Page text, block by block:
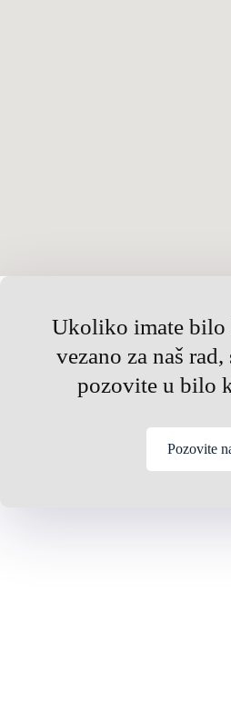
Ukoliko imate bilo
vezano za naš
pozovite u bilo
Pozovite